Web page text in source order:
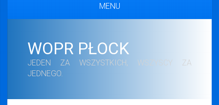
MENU
WOPR PŁOCK
JEDEN ZA WSZYSTKICH, WSZYSCY ZA
JEDNEGO.